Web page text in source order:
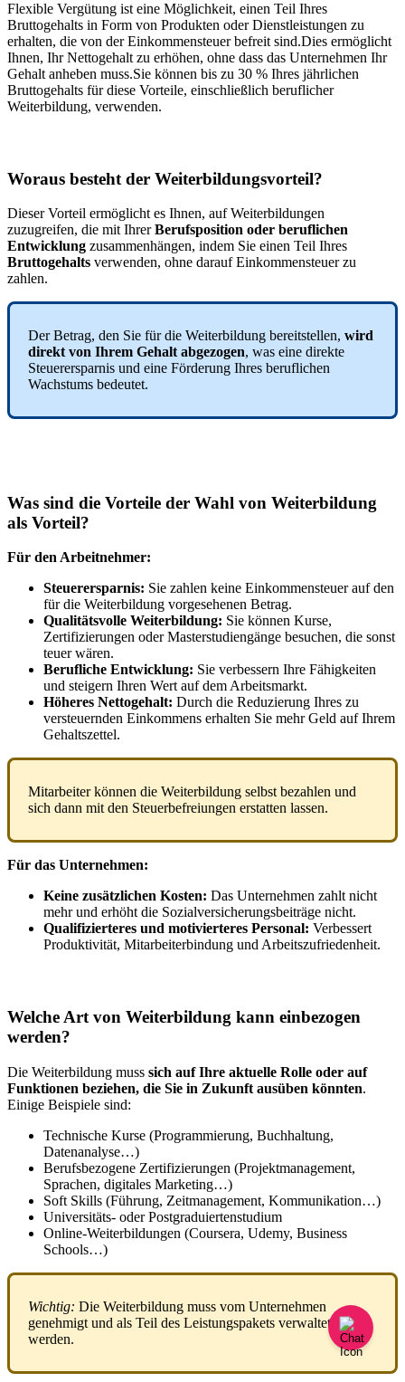
Flexible Vergütung ist eine Möglichkeit, einen Teil Ihres
Bruttogehalts in Form von Produkten oder Dienstleistungen zu
erhalten, die von der Einkommensteuer befreit sind.Dies ermöglicht
Ihnen, Ihr Nettogehalt zu erhöhen, ohne dass das Unternehmen Ihr
Gehalt anheben muss.Sie können bis zu 30 % Ihres jährlichen
Bruttogehalts für diese Vorteile, einschließlich beruflicher
Weiterbildung, verwenden.
Woraus besteht der Weiterbildungsvorteil?
Dieser Vorteil ermöglicht es Ihnen, auf Weiterbildungen
zuzugreifen, die mit Ihrer Berufsposition oder beruflichen
Entwicklung zusammenhängen, indem Sie einen Teil Ihres
Bruttogehalts verwenden, ohne darauf Einkommensteuer zu
zahlen.
Der Betrag, den Sie für die Weiterbildung bereitstellen, wird
direkt von Ihrem Gehalt abgezogen, was eine direkte
Steuerersparnis und eine Förderung Ihres beruflichen
Wachstums bedeutet.
Was sind die Vorteile der Wahl von Weiterbildung
als Vorteil?
Für denArbeitnehmer:
Steuerersparnis: Sie zahlen keine Einkommensteuer auf den
für die Weiterbildung vorgesehenen Betrag.
Qualitätsvolle Weiterbildung: Sie können Kurse,
Zertifizierungen oder Masterstudiengänge besuchen, die sonst
teuer wären.
Berufliche Entwicklung: Sie verbessern Ihre Fähigkeiten
und steigern Ihren Wert auf demArbeitsmarkt.
Höheres Nettogehalt: Durch die Reduzierung Ihres zu
versteuernden Einkommens erhalten Sie mehr Geld auf Ihrem
Gehaltszettel.
Mitarbeiter können die Weiterbildung selbst bezahlen und
sich dann mit den Steuerbefreiungen erstatten lassen.
Für das Unternehmen:
Keine zusätzlichen Kosten: Das Unternehmen zahlt nicht
mehr und erhöht die Sozialversicherungsbeiträge nicht.
Qualifizierteres und motivierteres Personal: Verbessert
Produktivität, Mitarbeiterbindung undArbeitszufriedenheit.
Welche Art von Weiterbildung kann einbezogen
werden?
Die Weiterbildung muss sich auf Ihre aktuelle Rolle oder auf
Funktionen beziehen, die Sie in Zukunft ausüben könnten.
Einige Beispiele sind:
Technische Kurse (Programmierung, Buchhaltung,
Datenanalyse…)
Berufsbezogene Zertifizierungen (Projektmanagement,
Sprachen, digitales Marketing…)
Soft Skills (Führung, Zeitmanagement, Kommunikation…)
Universitäts- oder Postgraduiertenstudium
Online-Weiterbildungen (Coursera, Udemy, Business
Schools…)
Wichtig: Die Weiterbildung muss vom Unternehmen
genehmigt und als Teil des Leistungspakets verwaltet
werden.